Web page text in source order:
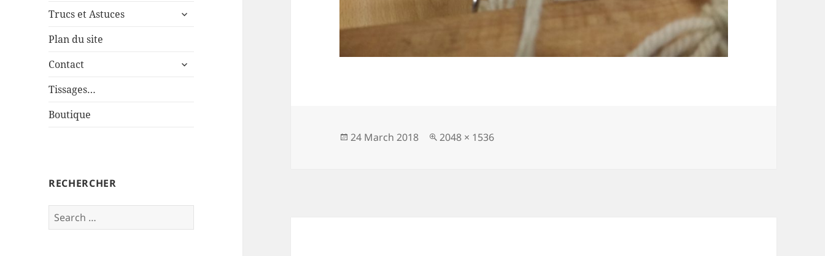
menu
Trucs et Astuces
expand
Plan du site
Contact
expand
Tissages…
Boutique
RECHERCHER
Search
for:
Posted
24 March 2018
Full
2048 × 1536